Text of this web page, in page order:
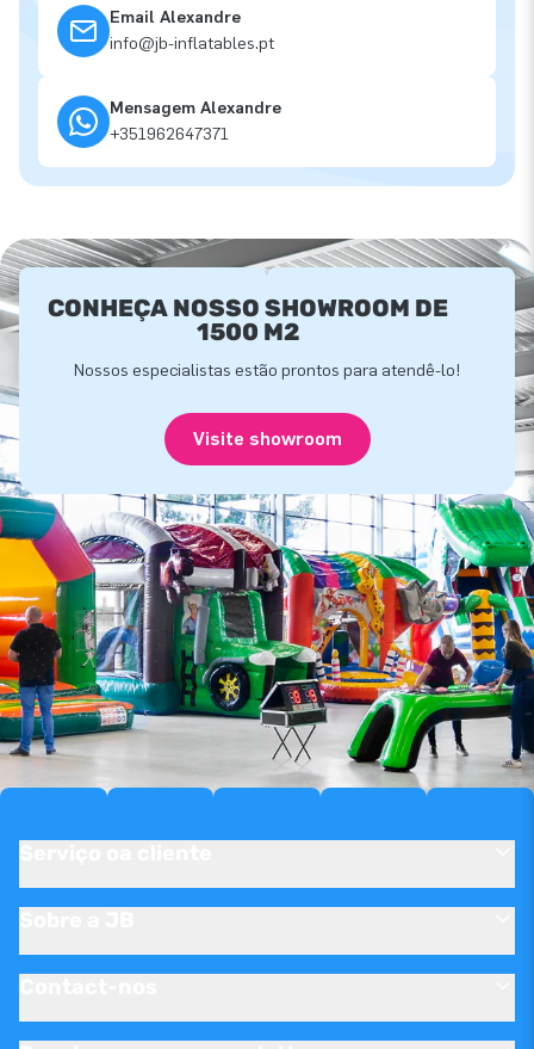
Email Alexandre
info@jb-inflatables.pt
Mensagem Alexandre
+351962647371
CONHEÇA NOSSO SHOWROOM DE
1500 M2
Nossos especialistas estão prontos para atendê-lo!
Visite showroom